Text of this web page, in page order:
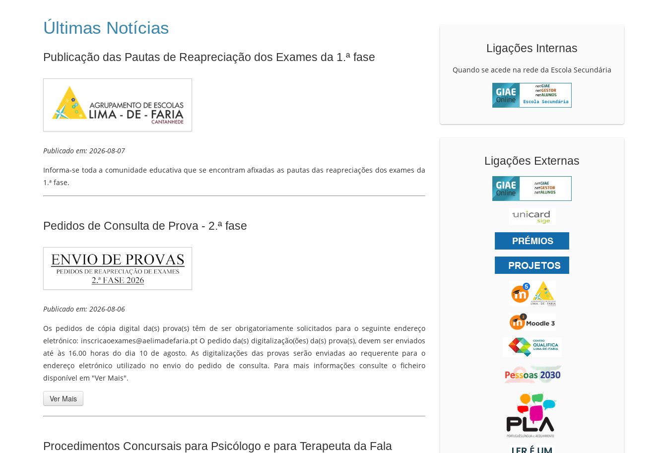
Últimas Notícias
Publicação das Pautas de Reapreciação dos Exames da 1.ª fase
Publicado em: 2026-08-07
Informa-se toda a comunidade educativa que se encontram afixadas as pautas das reapreciações dos exames da
1.ª fase.
Pedidos de Consulta de Prova - 2.ª fase
Publicado em: 2026-08-06
Os pedidos de cópia digital da(s) prova(s) têm de ser obrigatoriamente solicitados para o seguinte endereço
eletrónico: inscricaoexames@aelimadefaria.pt O pedido da(s) digitalização(ões) da(s) prova(s), devem ser enviados
até às 16.00 horas do dia 10 de agosto. As digitalizações das provas serão enviadas ao requerente para o
endereço eletrónico utilizado no envio do pedido de consulta. Para mais informações consulte o ficheiro
disponível em "Ver Mais".
Ver Mais
Procedimentos Concursais para Psicólogo e para Terapeuta da Fala
Ligações Internas
Quando se acede na rede da Escola Secundária
Ligações Externas